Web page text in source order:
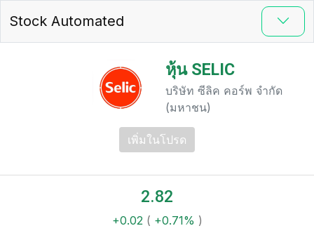
Stock Automated
หุ้น SELIC
บริษัท ซีลิค คอร์พ จำกัด
(มหาชน)
เพิ่มในโปรด
2.82
+0.02 ( +0.71% )